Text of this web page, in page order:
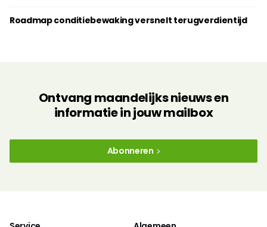
Roadmap conditiebewaking versnelt terugverdientijd
Ontvang maandelijks nieuws en
informatie in jouw mailbox
Abonneren